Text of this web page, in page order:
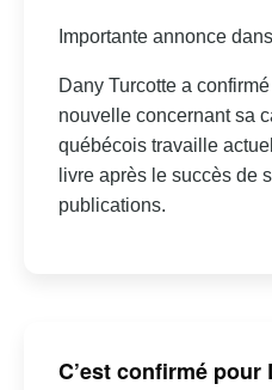
Importante annonce
Dany Turcotte a
nouvelle concernant sa
québécois travaille
livre après le succès de
publications.
C’est confirmé